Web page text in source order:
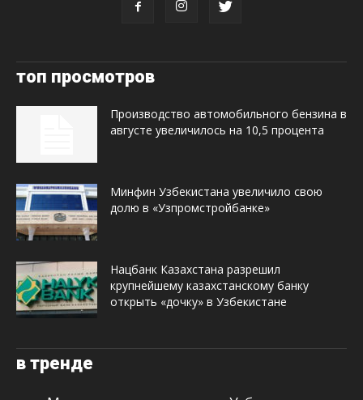
топ просмотров
Производство автомобильного бензина в
августе увеличилось на 10,5 процента
Минфин Узбекистана увеличило свою
долю в «Узпромстройбанке»
Нацбанк Казахстана разрешил
крупнейшему казахстанскому банку
открыть «дочку» в Узбекистане
в тренде